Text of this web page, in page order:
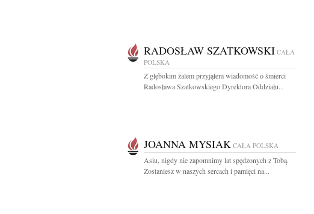
RADOSŁAW SZATKOWSKI CAŁA
POLSKA
Z głębokim żalem przyjąłem wiadomość o śmierci
Radosława Szatkowskiego Dyrektora Oddziału...
JOANNA MYSIAK CAŁA POLSKA
Asiu, nigdy nie zapomnimy lat spędzonych z Tobą.
Zostaniesz w naszych sercach i pamięci na...